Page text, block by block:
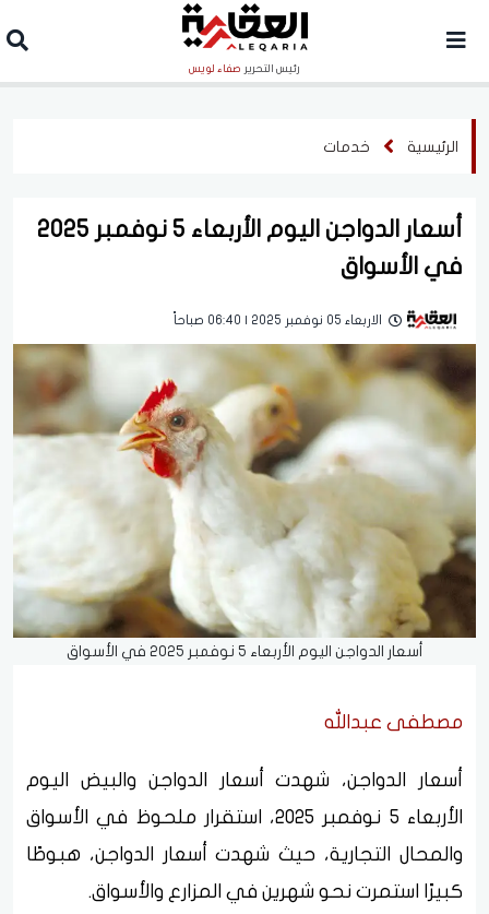
رئيس التحرير صفاء لويس
الرئيسية خدمات
أسعار الدواجن اليوم الأربعاء 5 نوفمبر 2025
في الأسواق
الاربعاء 05 نوفمبر 2025 | 06:40 صباحاً
أسعار الدواجن اليوم الأربعاء 5 نوفمبر 2025 في الأسواق
مصطفى عبدالله
أسعار الدواجن، شهدت أسعار الدواجن والبيض اليوم
الأربعاء 5 نوفمبر 2025، استقرار ملحوظ في الأسواق
والمحال التجارية، حيث شهدت أسعار الدواجن، هبوطًا
كبيرًا استمرت نحو شهرين في المزارع والأسواق.